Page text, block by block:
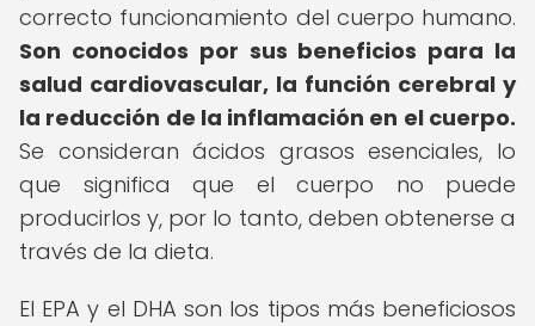
correcto funcionamiento del cuerpo humano.
Son conocidos por sus beneficios para la
salud cardiovascular, la función cerebral y
la reducción de la inflamación en el cuerpo.
Se consideran ácidos grasos esenciales, lo
que significa que el cuerpo no puede
producirlos y, por lo tanto, deben obtenerse a
través de la dieta.
El EPA y el DHA son los tipos más beneficiosos